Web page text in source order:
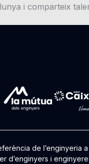
i comparteix
de l’enginyeria
d’enginyers i